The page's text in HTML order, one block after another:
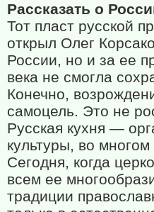
Рассказать о
Тот пласт русской
открыл Олег
России, но и за ее
века не смогла
Конечно,
самоцель. Это не
Русская кухня —
культуры, во
Сегодня, когда
всем ее
традиции